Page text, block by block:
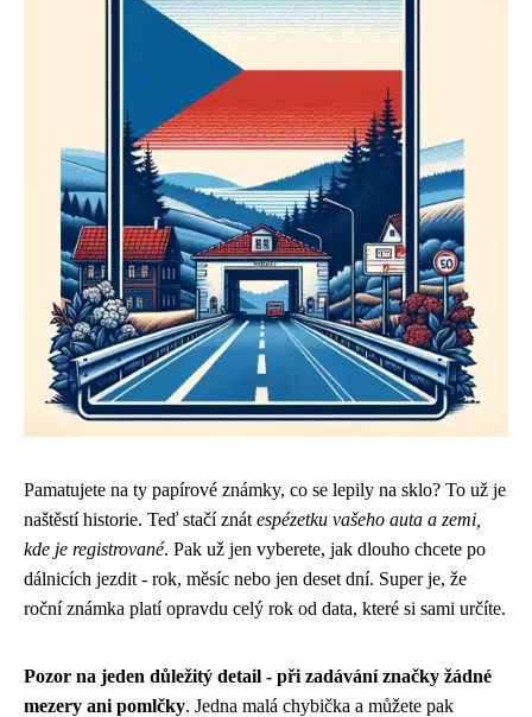
Pamatujete na ty papírové známky, co se lepily na sklo? To už je
naštěstí historie. Teď stačí znát espézetku vašeho auta a zemi,
kde je registrované. Pak už jen vyberete, jak dlouho chcete po
dálnicích jezdit - rok, měsíc nebo jen deset dní. Super je, že
roční známka platí opravdu celý rok od data, které si sami určíte.
Pozor na jeden důležitý detail - při zadávání značky žádné
mezery ani pomlčky. Jedna malá chybička a můžete pak